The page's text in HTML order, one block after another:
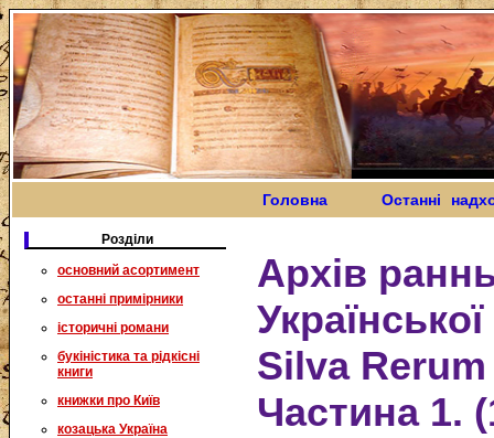
Головна Останні
Розділи
основний асортимент
останні примірники
історичні романи
букіністика та рідкісні
книги
книжки про Київ
козацька Україна
Архів
Silva Rerum
Частина 1.